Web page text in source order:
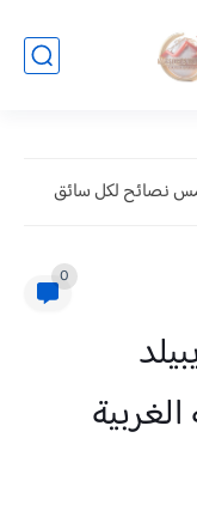
نصائح لكل سائق
0